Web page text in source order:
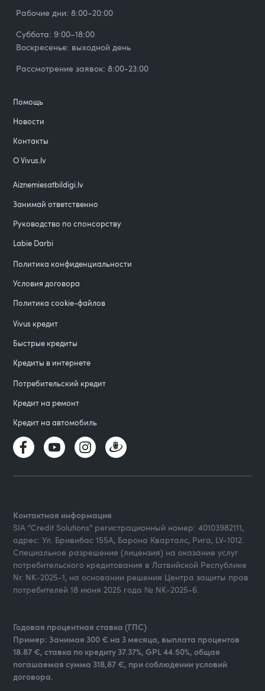
Рабочие дни: 8:00–20:00
Суббота: 9:00–18:00
Воскресенье: выходной день
Рассмотрение заявок: 8:00-23:00
Помощь
Новости
Контакты
О Vivus.lv
Aiznemiesatbildigi.lv
Занимай ответственно
Руководство по спонсорству
Labie Darbi
Политика конфиденциальности
Условия договора
Политика cookie-файлов
Vivus кредит
Быстрые кредиты
Кредиты в интернете
Потребительский кредит
Кредит на ремонт
Кредит на автомобиль
Контактная информация
SIA “Credit Solutions” регистрационный номер: 40103982111,
адрес: Ул. Бривибас 155А, Барона Кварталс, Рига, LV-1012.
Специальное разрешение (лицензия) на оказание услуг
потребительского кредитования в Латвийской Республике
Nr. NK-2025-1, на основании решения Центра защиты прав
потребителей 18 июня 2025 года № NK-2025-6.
Годовая процентная ставка (ГПС)
Пример: Занимая 300 € на 3 месяца, выплата процентов
18.87 €, ставка по кредиту 37.37%, GPL 44.50%, общая
погашаемая сумма 318,87 €, при соблюдении условий
договора.